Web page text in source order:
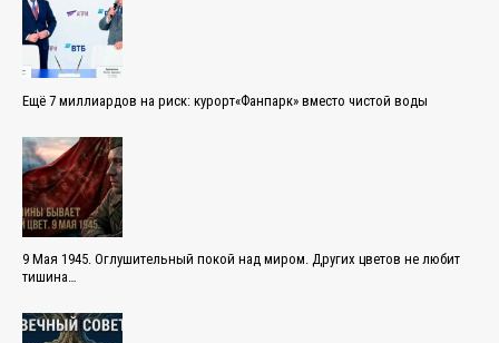
Ещё 7 миллиардов на риск: курорт«Фанпарк» вместо чистой воды
9 Мая 1945. Оглушительный покой над миром. Других цветов не любит
тишина…